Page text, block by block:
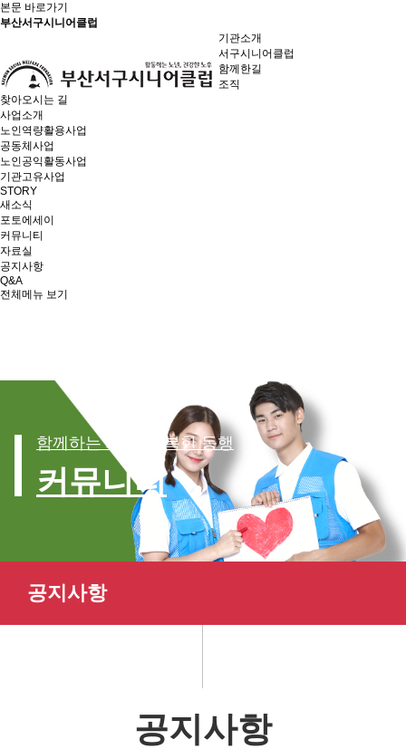
본문 바로가기
부산서구시니어클럽
기관소개
서구시니어클럽
함께한길
조직
찾아오시는 길
사업소개
노인역량활용사업
공동체사업
노인공익활동사업
기관고유사업
STORY
새소식
포토에세이
커뮤니티
자료실
공지사항
Q&A
전체메뉴 보기
함께하는 세상, 행복한 동행
커뮤니티
공지사항
공지사항